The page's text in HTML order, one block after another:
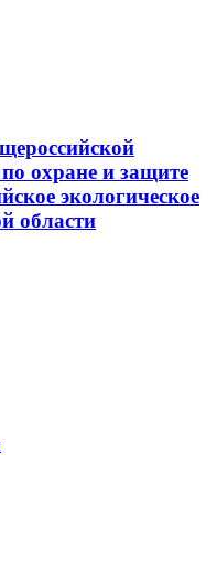
охране и защите
экологическое
области